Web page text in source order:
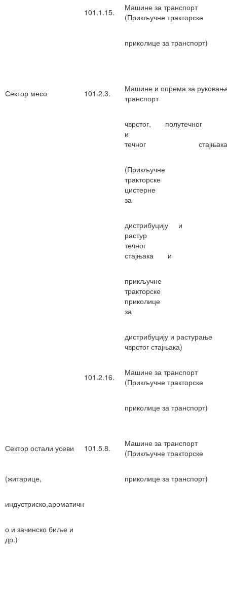
101.1.15.
Машине за транспорт
(Прикључне тракторске
приколице за транспорт)
Сектор месо 101.2.3.
Машине и опрема за
транспорт
чврстог, полутечног
и
течног стајњака
(Прикључне
за
дистрибуцију и
растур
течног
стајњака и
прикључне
за
дистрибуцију и растурање
чврстог стајњака)
101.2.16.
Машине за транспорт
(Прикључне тракторске
приколице за транспорт)
Сектор остали усеви 101.5.8.
Машине за транспорт
(Прикључне тракторске
(житарице, приколице за транспорт)
индустриско,ароматичн
о и зачинско биље и
др.)